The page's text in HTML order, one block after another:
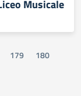
Musicale
179
180